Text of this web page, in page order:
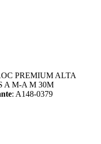
PREMIUM ALTA
A M-A M 30M
: A148-0379